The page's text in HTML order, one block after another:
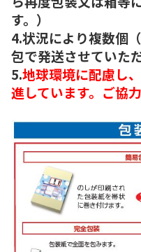
す。）
4.状況により複数個
包で発送させていた
5.地球環境に配慮し
進しています。ご協